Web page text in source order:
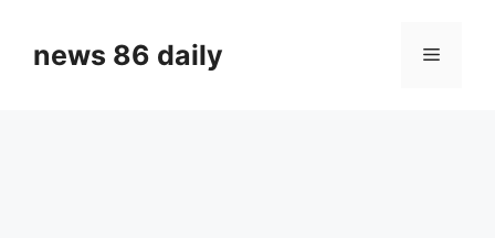
contentnews 86 daily Menu